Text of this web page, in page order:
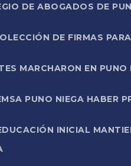
DE ABOGADOS DE
DE FIRMAS
MARCHARON EN
PUNO NIEGA HABER
INICIAL